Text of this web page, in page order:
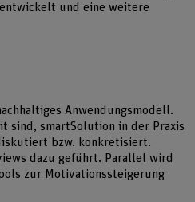
und eine weitere
Anwendungsmodell.
sind, smartSolution in der Praxis
bzw. konkretisiert.
dazu geführt. Parallel wird
zur Motivationssteigerung